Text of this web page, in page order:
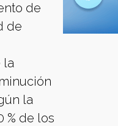
de
de
la
la
% de los